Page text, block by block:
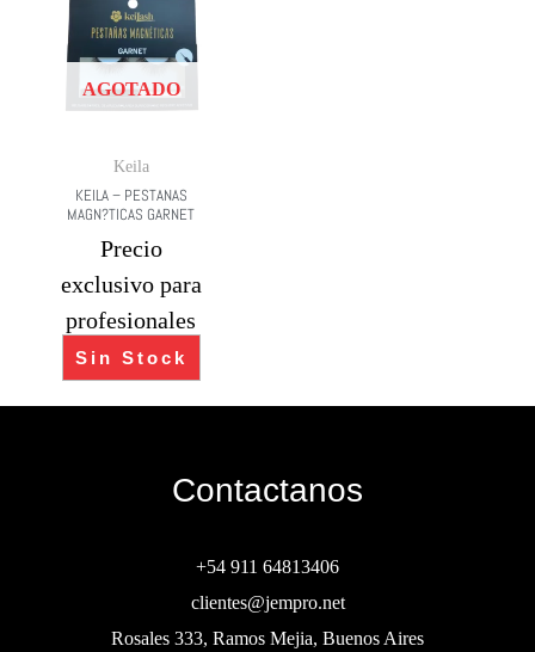
AGOTADO
Keila
KEILA – PESTANAS
MAGN?TICAS GARNET
Precio
exclusivo para
profesionales
Sin Stock
Contactanos
+54 911 64813406
clientes@jempro.net
Rosales 333, Ramos Mejia, Buenos Aires